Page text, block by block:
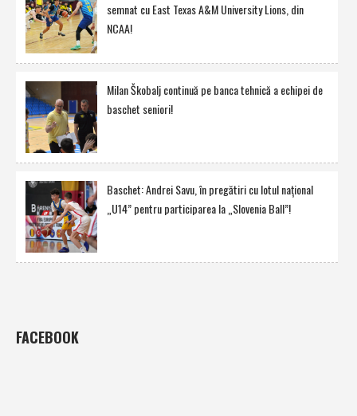
semnat cu East Texas A&M University Lions, din
NCAA!
Milan Škobalj continuă pe banca tehnică a echipei de
baschet seniori!
Baschet: Andrei Savu, în pregătiri cu lotul naţional
„U14” pentru participarea la „Slovenia Ball”!
FACEBOOK